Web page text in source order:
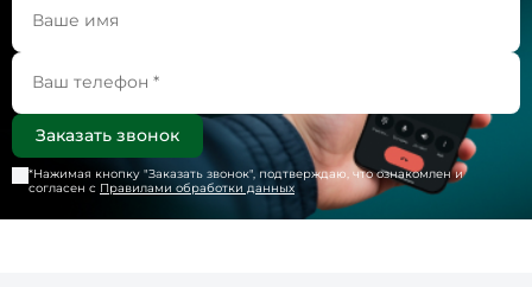
*Нажимая кнопку "Заказать звонок", подтверждаю, что ознакомлен и
согласен с Правилами обработки данных